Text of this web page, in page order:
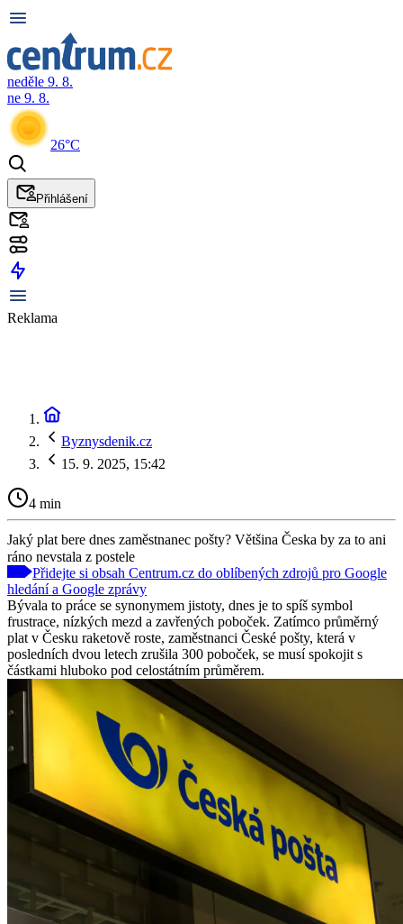
neděle 9. 8.
ne 9. 8.
26°C
Přihlášení
Reklama
Byznysdenik.cz
15. 9. 2025, 15:42
4 min
Jaký plat bere dnes zaměstnanec pošty? Většina Česka by za to ani
ráno nevstala z postele
Přidejte si obsah Centrum.cz do oblíbených zdrojů pro Google
hledání a Google zprávy
Bývala to práce se synonymem jistoty, dnes je to spíš symbol
frustrace, nízkých mezd a zavřených poboček. Zatímco průměrný
plat v Česku raketově roste, zaměstnanci České pošty, která v
posledních dvou letech zrušila 300 poboček, se musí spokojit s
částkami hluboko pod celostátním průměrem.